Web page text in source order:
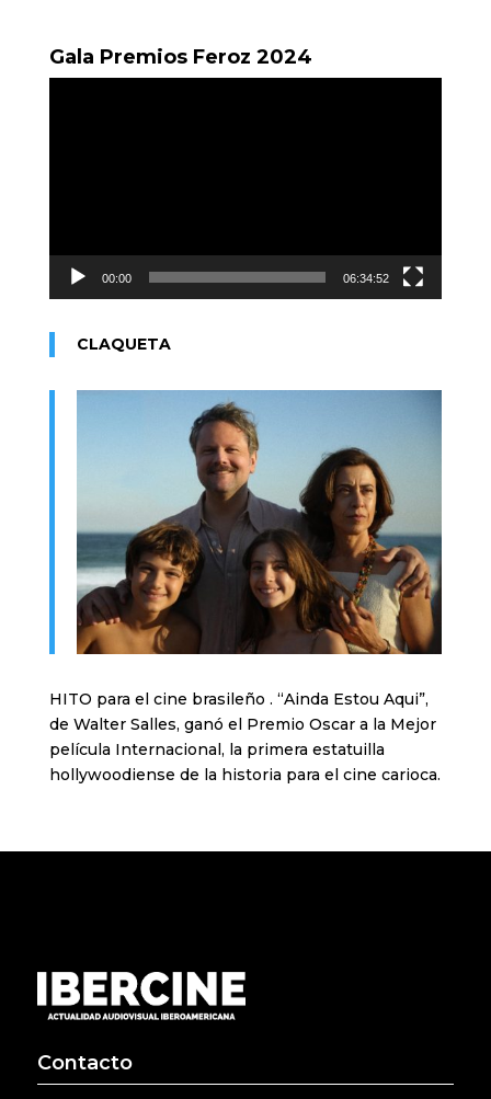
Gala Premios Feroz 2024
00:00 06:34:52
CLAQUETA
HITO para el cine brasileño . “Ainda Estou Aqui”,
de Walter Salles, ganó el Premio Oscar a la Mejor
película Internacional, la primera estatuilla
hollywoodiense de la historia para el cine carioca.
Contacto